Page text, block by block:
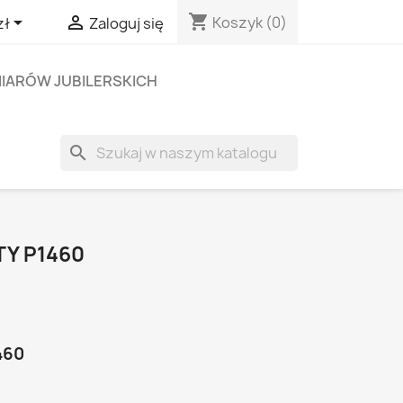
  Zaloguj się shopping_cart Koszyk (0)
JUBILERSKICH
search
P1460